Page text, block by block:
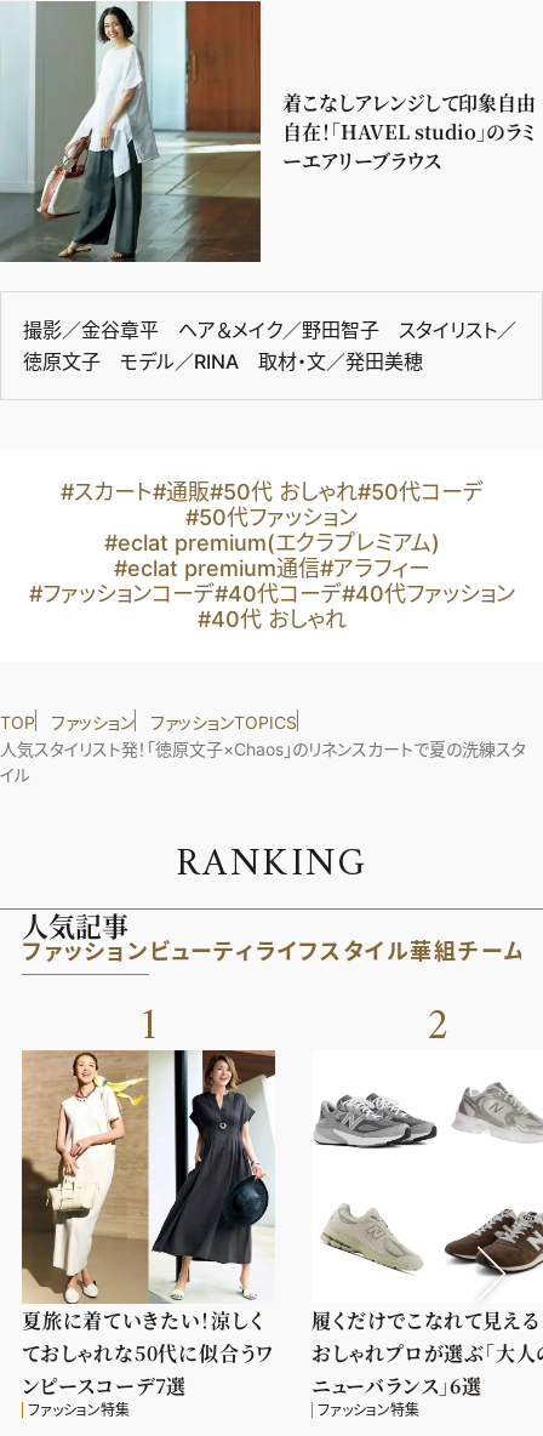
着こなしアレンジして印象自由
自在！「HAVEL studio」のラミ
ーエアリーブラウス
撮影／金谷章平 ヘア＆メイク／野田智子 スタイリスト／
徳原文子 モデル／RINA 取材・文／発田美穂
#スカート#通販#50代 おしゃれ#50代コーデ
#50代ファッション
#eclat premium(エクラプレミアム)
#eclat premium通信#アラフィー
#ファッションコーデ#40代コーデ#40代ファッション
#40代 おしゃれ
TOP ファッション
ファッションTOPICS
人気スタイリスト発！「徳原文子×Chaos」のリネンスカートで夏の洗練スタ
イル
RANKING
人気記事
ファッション ビューティライフスタイル華組チーム
1
夏旅に着ていきたい！涼しく
ておしゃれな50代に似合うワ
ンピースコーデ7選
ファッション特集
2
履くだけでこなれて見える
おしゃれプロが選ぶ「大人
ニューバランス」6選
ファッション特集